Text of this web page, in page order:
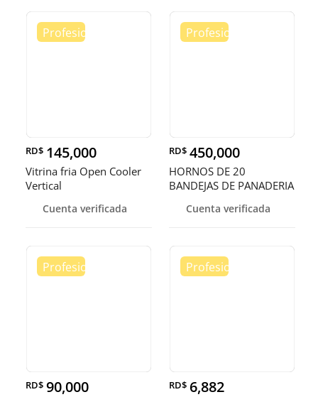
RD$ 145,000
Vitrina fria Open Cooler
Vertical
Cuenta verificada
RD$ 450,000
HORNOS DE 20
BANDEJAS DE PANADERIA
Cuenta verificada
RD$ 90,000 RD$ 6,882